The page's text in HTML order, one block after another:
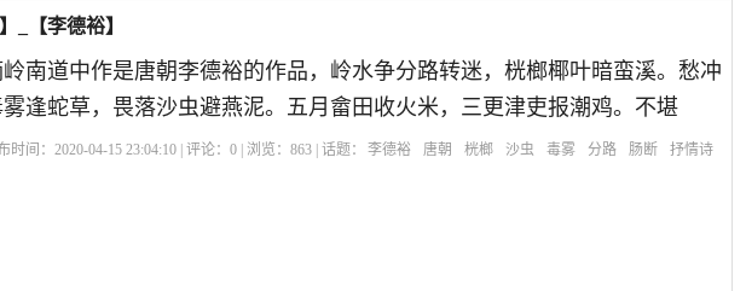
_【李德裕】
南道中作是唐朝李德裕的作品，岭水争分路转迷，桄榔椰叶暗蛮溪。愁冲
逢蛇草，畏落沙虫避燕泥。五月畲田收火米，三更津吏报潮鸡。不堪
时间：2020-04-15 23:04:10 | 评论：0 | 浏览：863 | 话题： 李德裕 唐朝 桄榔 沙虫 毒雾 分路 肠断
抒情诗